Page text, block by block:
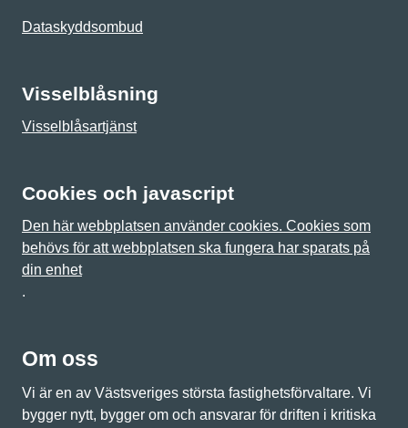
Dataskyddsombud
Visselblåsning
Visselblåsartjänst
Cookies och javascript
Den här webbplatsen använder cookies. Cookies som
behövs för att webbplatsen ska fungera har sparats på
din enhet
.
Om oss
Vi är en av Västsveriges största fastighetsförvaltare. Vi
bygger nytt, bygger om och ansvarar för driften i kritiska